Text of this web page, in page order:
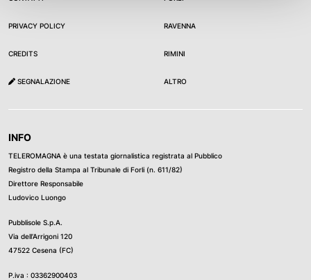
PRIVACY POLICY
CREDITS
SEGNALAZIONE
RAVENNA
RIMINI
ALTRO
INFO
TELEROMAGNA è una testata giornalistica registrata al Pubblico
Registro della Stampa al Tribunale di Forli (n. 611/82)
Direttore Responsabile
Ludovico Luongo
Pubblisole S.p.A.
Via dell’Arrigoni 120
47522 Cesena (FC)
P.iva : 03362900403